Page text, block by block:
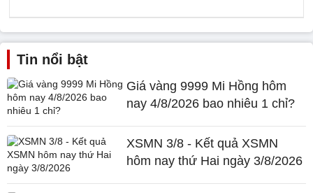
Tin nổi bật
Giá vàng 9999 Mi Hồng hôm
nay 4/8/2026 bao nhiêu 1 chỉ?
XSMN 3/8 - Kết quả XSMN
hôm nay thứ Hai ngày 3/8/2026